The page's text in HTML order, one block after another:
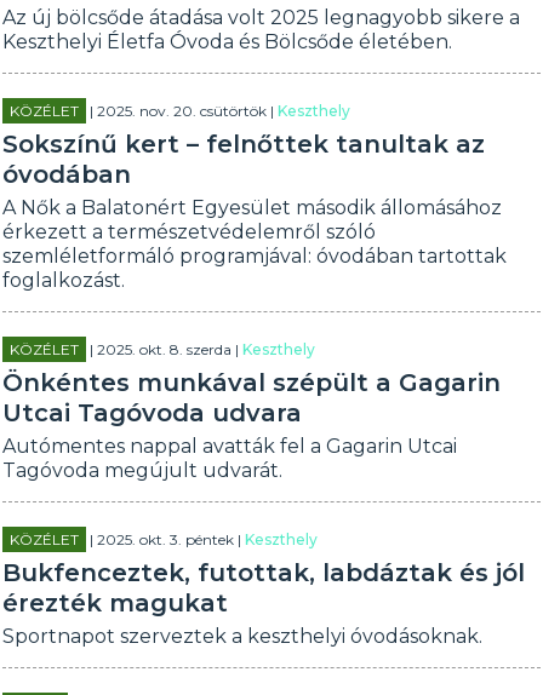
Az új bölcsőde átadása volt 2025 legnagyobb sikere a
Keszthelyi Életfa Óvoda és Bölcsőde életében.
KÖZÉLET | 2025. nov. 20. csütörtök |Keszthely
Sokszínű kert – felnőttek tanultak az
óvodában
A Nők a Balatonért Egyesület második állomásához
érkezett a természetvédelemről szóló
szemléletformáló programjával: óvodában tartottak
foglalkozást.
KÖZÉLET | 2025. okt. 8. szerda |Keszthely
Önkéntes munkával szépült a Gagarin
Utcai Tagóvoda udvara
Autómentes nappal avatták fel a Gagarin Utcai
Tagóvoda megújult udvarát.
KÖZÉLET | 2025. okt. 3. péntek |Keszthely
Bukfenceztek, futottak, labdáztak és jól
érezték magukat
Sportnapot szerveztek a keszthelyi óvodásoknak.